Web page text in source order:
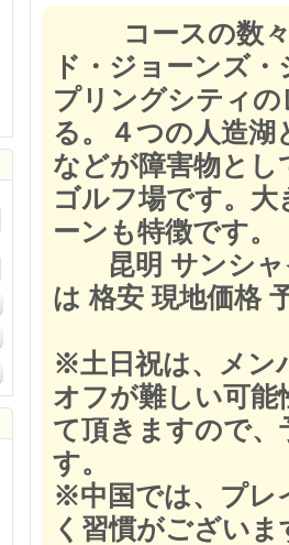
コースの数々
ド・ジョーンズ
プリングシティ
る。４つの人造
などが障害物と
ゴルフ場です。
ーンも特徴です。
昆明 サンシャ
は 格安 現地価格
※土日祝は、メン
オフが難しい可
て頂きますので
す。
※中国では、プレ
く習慣がござい